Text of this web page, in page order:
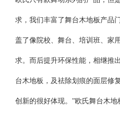
求，我们丰富了舞台木地板产品
盖了像院校、舞台、培训班、家
求。而后提升环保性能，相继推
台木地板，及祛除划痕的面层修
创新的很好体现。”欧氏舞台木地